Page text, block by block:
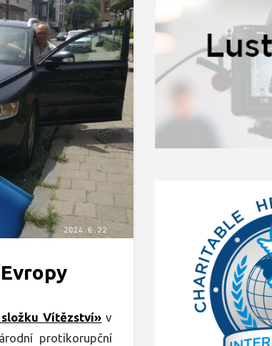
Vítězství» v
protikorupční